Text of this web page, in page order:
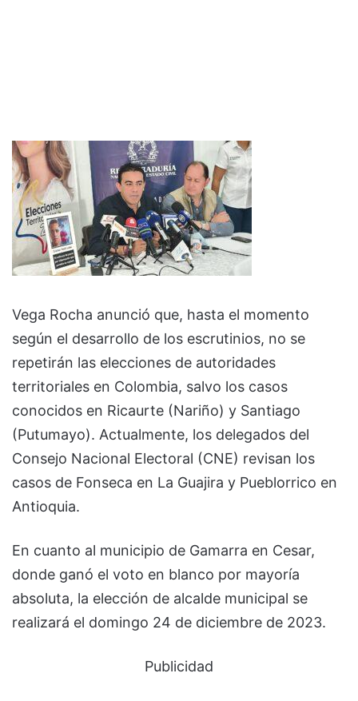
Vega Rocha anunció que, hasta el momento
según el desarrollo de los escrutinios, no se
repetirán las elecciones de autoridades
territoriales en Colombia, salvo los casos
conocidos en Ricaurte (Nariño) y Santiago
(Putumayo). Actualmente, los delegados del
Consejo Nacional Electoral (CNE) revisan los
casos de Fonseca en La Guajira y Pueblorrico en
Antioquia.
En cuanto al municipio de Gamarra en Cesar,
donde ganó el voto en blanco por mayoría
absoluta, la elección de alcalde municipal se
realizará el domingo 24 de diciembre de 2023.
Publicidad